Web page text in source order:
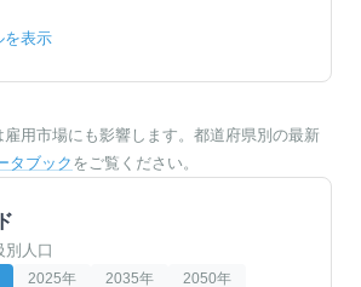
を表示
用市場にも影響します。都道府県別の最新
タブック をご覧ください。
別人口
2025年 2035年 2050年